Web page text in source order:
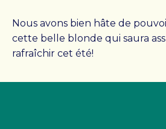
OFFRES D’EMPLOI
NOUVELLES
CONTACT
Nous avons bien hâte de
cette belle blonde qui saura
rafraîchir cet été!